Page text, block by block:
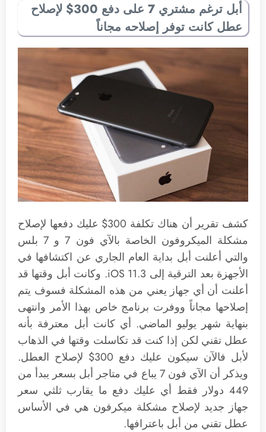
أبل ترغم مشتري 7 على دفع 300$ لإصلاح
عطل كانت توفر إصلاحه مجاناً
كشف تقرير أن هناك تكلفة 300$ عليك دفعها لإصلاح
مشكلة الميكروفون الخاصة بالآي فون 7 و 7 بلس
والتي أعلنت أبل بداية العام الجاري عن اكتشافها في
الأجهزة بعد الترقية إلى iOS 11.3. وكانت أبل وقتها قد
أعلنت أن أي جهاز يعني من هذه المشكلة فسوف يتم
إصلاحها مجاناً ووفرت برنامج خاص بهذا الأمر وانتهى
بنهاية شهر يوليو الماضي. أي كانت أبل معترفة بأنه
عطل تقني لكن إذا كنت قد تكاسلت وقتها في الذهاب
لأبل فالآن سيكون عليك دفع 300$ لإصلاح العطل.
ويذكر أن الآي فون 7 يباع في متاجر أبل بسعر يبدأ من
449 دولار فقط أي عليك دفع ما يقارب ثلثي سعر
جهاز جديد لإصلاح مشكلة ميكرفون هي في الأساس
عطل تقني من أبل باعترافها.